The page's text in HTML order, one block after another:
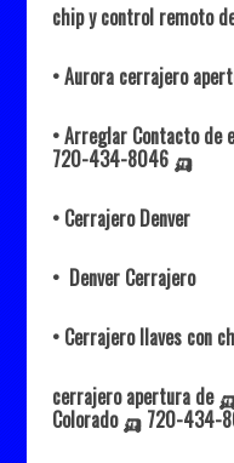
chip y control remoto
• Aurora cerrajero
• Arreglar Contacto de
720-434-8046🛺
• Cerrajero Denver
• Denver Cerrajero
• Cerrajero llaves con
cerrajero apertura de
Colorado 🛺 720-434-